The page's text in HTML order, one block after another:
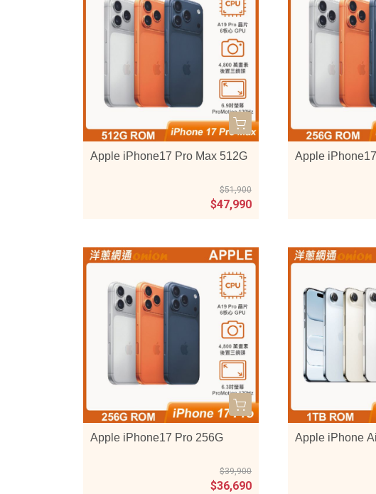
Apple iPhone17 Pro Max 512G
$51,900
$47,990
Apple
Apple iPhone17 Pro 256G
$39,900
$36,690
Apple iPhone